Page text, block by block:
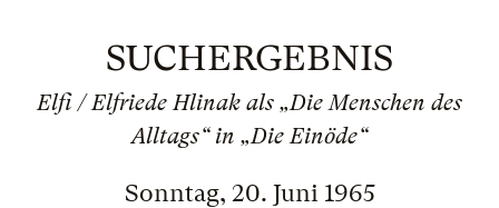
SUCHERGEBNIS
Elfi / Elfriede Hlinak als „Die Menschen des
Alltags“ in „Die Einöde“
Sonntag, 20. Juni 1965